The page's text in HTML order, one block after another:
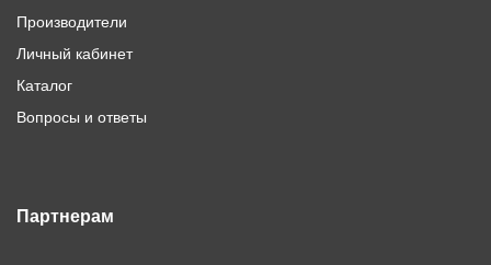
Производители
Личный кабинет
Каталог
Вопросы и ответы
Партнерам